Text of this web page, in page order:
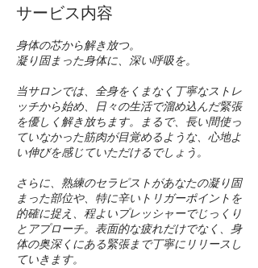
サービス内容
身体の芯から解き放つ。
凝り固まった身体に、深い呼吸を。
当サロンでは、全身をくまなく丁寧なストレ
ッチから始め、日々の生活で溜め込んだ緊張
を優しく解き放ちます。まるで、長い間使っ
ていなかった筋肉が目覚めるような、心地よ
い伸びを感じていただけるでしょう。
さらに、熟練のセラピストがあなたの凝り固
まった部位や、特に辛いトリガーポイントを
的確に捉え、程よいプレッシャーでじっくり
とアプローチ。表面的な疲れだけでなく、身
体の奥深くにある緊張まで丁寧にリリースし
ていきます。